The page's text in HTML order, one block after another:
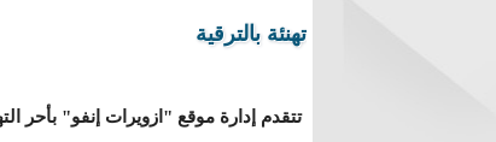
تهنئة بالترقية
تتقدم إدارة موقع "ازويرات إنفو" بأحر